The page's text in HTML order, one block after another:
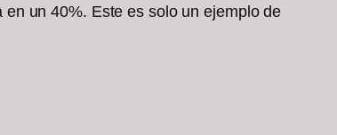
un 40%. Este es solo un ejemplo de